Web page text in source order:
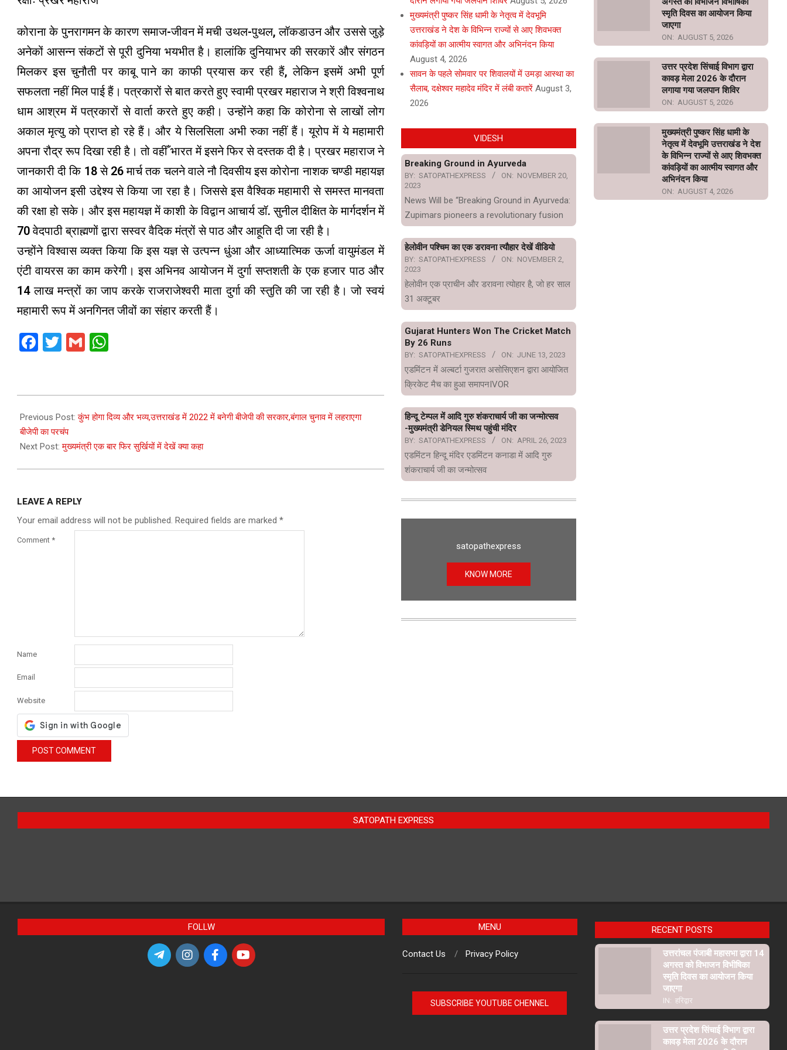
कोराना के पुनरागमन के कारण समाज-जीवन में मची उथल-पुथल, लॉकडाउन और उससे जुड़े
अनेकों आसन्न संकटों से पूरी दुनिया भयभीत है। हालांकि दुनियाभर की सरकारें और संगठन
मिलकर इस चुनौती पर काबू पाने का काफी प्रयास कर रही हैं, लेकिन इसमें अभी पूर्ण
सफलता नहीं मिल पाई हैं। पत्रकारों से बात करते हुए स्वामी प्रखर महाराज ने श्री विश्वनाथ
धाम आश्रम में पत्रकारों से वार्ता करते हुए कही। उन्होंने कहा कि कोरोना से लाखों लोग
अकाल मृत्यु को प्राप्त हो रहे हैं। और ये सिलसिला अभी रुका नहीं हैं। यूरोप में ये महामारी
अपना रौद्र रूप दिखा रही है। तो वहीँ भारत में इसने फिर से दस्तक दी है। प्रखर महाराज ने
जानकारी दी कि 18 से 26 मार्च तक चलने वाले नौ दिवसीय इस कोरोना नाशक चण्डी महायज्ञ
का आयोजन इसी उद्देश्य से किया जा रहा है। जिससे इस वैश्विक महामारी से समस्त मानवता
की रक्षा हो सके। और इस महायज्ञ में काशी के विद्वान आचार्य डॉ. सुनील दीक्षित के मार्गदर्शन में
70 वेदपाठी ब्राह्मणों द्वारा सस्वर वैदिक मंत्रों से पाठ और आहूति दी जा रही है।
उन्होंने विश्वास व्यक्त किया कि इस यज्ञ से उत्पन्न धुंआ और आध्यात्मिक ऊर्जा वायुमंडल में
एंटी वायरस का काम करेगी। इस अभिनव आयोजन में दुर्गा सप्तशती के एक हजार पाठ और
14 लाख मन्त्रों का जाप करके राजराजेश्वरी माता दुर्गा की स्तुति की जा रही है। जो स्वयं
महामारी रूप में अनगिनत जीवों का संहार करती हैं।
Facebook
Twitter
Gmail
03-
21
Previous Post:कुंभ होगा दिव्य और भव्य,उत्तराखंड में 2022 में बनेगी बीजेपी की सरकार,बंगाल चुनाव में लहराएगा
बीजेपी का परचंप
Next Post:मुख्यमंत्री एक बार फिर सुर्खियों में देखें क्या कहा
LEAVE A REPLY
Your email address will not be published. Required fields are marked *
Comment *
Name
Email
Website
मुख्यमंत्री पुष्कर सिंह धामी के नेतृत्व में देवभूमि
उत्तराखंड ने देश के विभिन्न राज्यों से आए शिवभक्त
कांवड़ियों का आत्मीय स्वागत और अभिनंदन किया
August 4, 2026
सावन के पहले सोमवार पर शिवालयों में उमड़ा आस्था का
सैलाब, दक्षेश्वर महादेव मंदिर में लंबी कतारें August 3,
2026
VIDESH
Breaking Ground in Ayurveda
BY: SATOPATHEXPRESS ON: NOVEMBER 20,
2023
News Will be “Breaking Ground in Ayurveda:
Zupimars pioneers a revolutionary fusion
हेलोवीन पश्चिम का एक डरावना त्यौहार देखें वीडियो
BY: SATOPATHEXPRESS ON: NOVEMBER 2,
2023
हेलोवीन एक प्राचीन और डरावना त्योहार है, जो हर साल
31 अक्टूबर
Gujarat Hunters Won The Cricket Match
By 26 Runs
BY: SATOPATHEXPRESS ON: JUNE 13, 2023
एडमिंटन में अल्बर्टा गुजरात असोसिएशन द्वारा आयोजित
क्रिकेट मैच का हुआ समापनIVOR
हिन्दू टेम्पल में आदि गुरु शंकराचार्य जी का जन्मोत्सव
-मुख्यमंत्री डेनियल स्मिथ पहुंची मंदिर
BY: SATOPATHEXPRESS ON: APRIL 26, 2023
एडमिंटन हिन्दू मंदिर एडमिंटन कनाडा में आदि गुरु
शंकराचार्य जी का जन्मोत्सव
satopathexpress
KNOW MORE
स्मृति दिवस का आयोजन किया
जाएगा
ON: AUGUST 5, 2026
उत्तर प्रदेश सिंचाई विभाग द्वारा
कावड़ मेला 2026 के दौरान
लगाया गया जलपान शिविर
ON: AUGUST 5, 2026
मुख्यमंत्री पुष्कर सिंह धामी के
नेतृत्व में देवभूमि उत्तराखंड ने देश
के विभिन्न राज्यों से आए शिवभक्त
कांवड़ियों का आत्मीय स्वागत और
अभिनंदन किया
ON: AUGUST 4, 2026
SATOPATH EXPRESS
FOLLW MENU
Contact Us Privacy Policy
SUBSCRIBE YOUTUBE CHENNEL
RECENT POSTS
उत्तरांचल पंजाबी महासभा द्वारा 14
अगस्त को विभाजन विभीषिका
स्मृति दिवस का आयोजन किया
जाएगा
IN: हरिद्वार
उत्तर प्रदेश सिंचाई विभाग द्वारा
कावड़ मेला 2026 के दौरान